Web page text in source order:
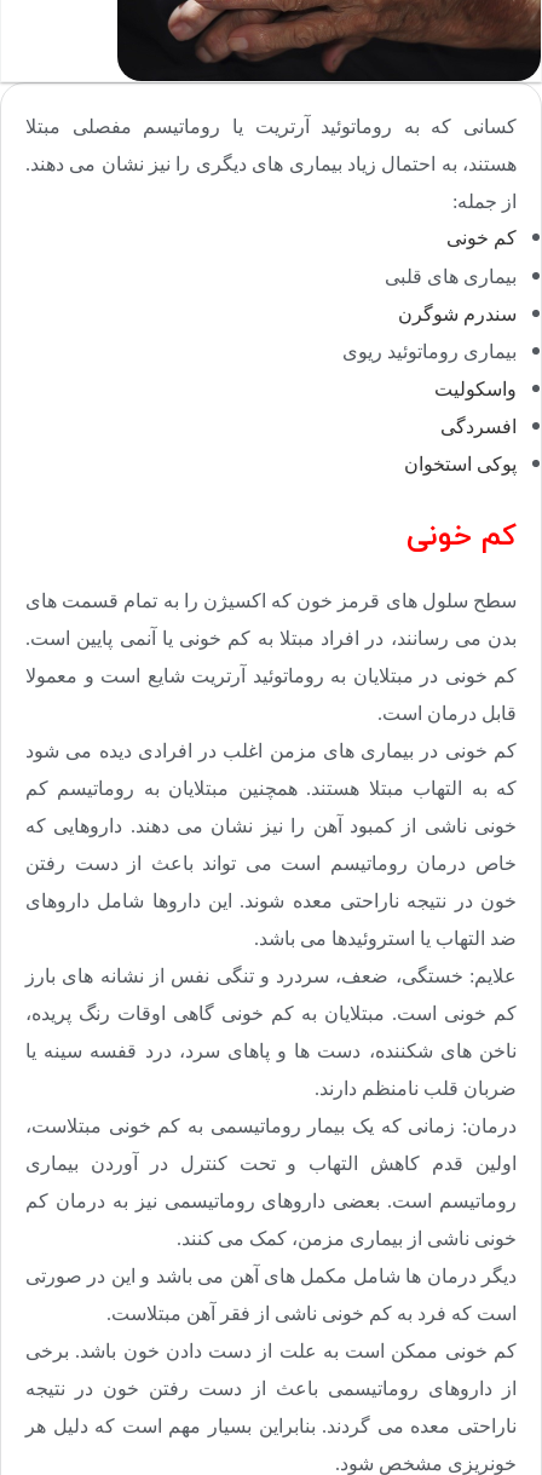
کسانی که به روماتوئید آرتریت یا روماتیسم مفصلی مبتلا
هستند، به احتمال زیاد بیماری های دیگری را نیز نشان می دهند.
از جمله:
کم خونی
بیماری های قلبی
سندرم شوگرن
بیماری روماتوئید ریوی
واسکولیت
افسردگی
پوکی استخوان
کم خونی
سطح سلول های قرمز خون که اکسیژن را به تمام قسمت های
بدن می رسانند، در افراد مبتلا به کم خونی یا آنمی پایین است.
کم خونی در مبتلایان به روماتوئید آرتریت شایع است و معمولا
قابل درمان است.
کم خونی در بیماری های مزمن اغلب در افرادی دیده می شود
که به التهاب مبتلا هستند. همچنین مبتلایان به روماتیسم کم
خونی ناشی از کمبود آهن را نیز نشان می دهند. داروهایی که
خاص درمان روماتیسم است می تواند باعث از دست رفتن
خون در نتیجه ناراحتی معده شوند. این داروها شامل داروهای
ضد التهاب یا استروئیدها می باشد.
علایم: خستگی، ضعف، سردرد و تنگی نفس از نشانه های بارز
کم خونی است. مبتلایان به کم خونی گاهی اوقات رنگ پریده،
ناخن های شکننده، دست ها و پاهای سرد، درد قفسه سینه یا
ضربان قلب نامنظم دارند.
درمان: زمانی که یک بیمار روماتیسمی به کم خونی مبتلاست،
اولین قدم کاهش التهاب و تحت کنترل در آوردن بیماری
روماتیسم است. بعضی داروهای روماتیسمی نیز به درمان کم
خونی ناشی از بیماری مزمن، کمک می کنند.
دیگر درمان ها شامل مکمل های آهن می باشد و این در صورتی
است که فرد به کم خونی ناشی از فقر آهن مبتلاست.
کم خونی ممکن است به علت از دست دادن خون باشد. برخی
از داروهای روماتیسمی باعث از دست رفتن خون در نتیجه
ناراحتی معده می گردند. بنابراین بسیار مهم است که دلیل هر
خونریزی مشخص شود.